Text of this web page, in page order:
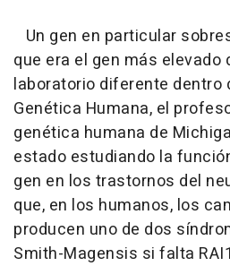
Un gen en particular
que era el gen más elevado
laboratorio diferente dentro
Genética Humana, el
genética humana de
estado estudiando la
gen en los trastornos del
que, en los humanos, los
producen uno de dos
Smith-Magensis si falta